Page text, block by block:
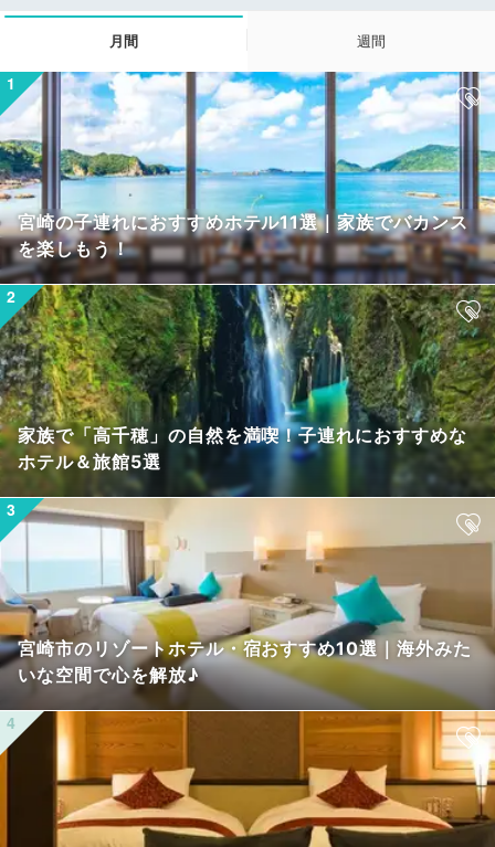
月間 週間
宮崎の子連れにおすすめホテル11選｜家族でバカンス
を楽しもう！
家族で「高千穂」の自然を満喫！子連れにおすすめな
ホテル＆旅館5選
宮崎市のリゾートホテル・宿おすすめ10選｜海外みた
いな空間で心を解放♪